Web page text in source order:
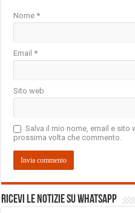
Nome*
Email*
Sito web
Salva il mio nome, email e sito
prossima volta che commento.
Ricevi le notizie su Whatsapp